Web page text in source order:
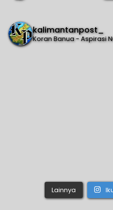
kalimantanpost_
Koran Banua - Aspirasi
Lainnya